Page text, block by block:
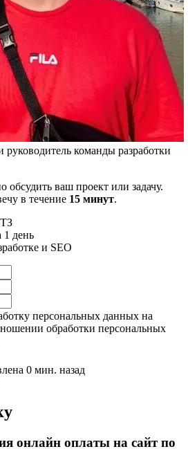
руководитель команды разработки
обсудить ваш проект или задачу.
в течение 15 минут.
день
и SEO
персональных данных на
обработки персональных
0 мин. назад
онлайн оплаты на сайт по